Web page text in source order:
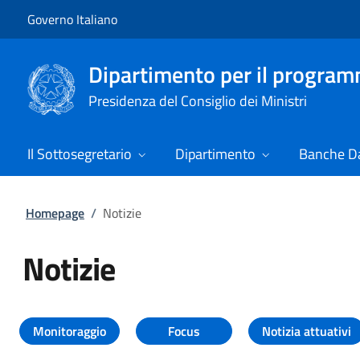
Governo Italiano
Dipartimento per il
Presidenza del Consiglio dei Ministri
Il Sottosegretario Dipartimento Banche
Homepage / Notizie
Notizie
Tutti i contenuti della pagina
Monitoraggio Focus Notizia attuativi